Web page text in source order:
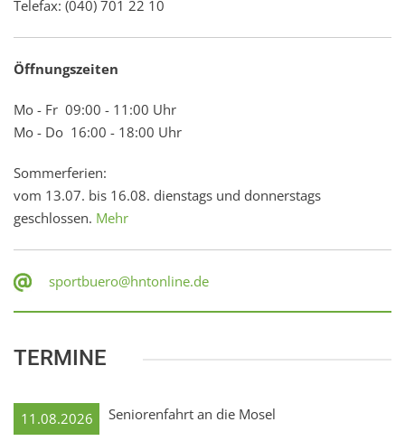
Telefax: (040) 701 22 10
Öffnungszeiten
Mo - Fr 09:00 - 11:00 Uhr
Mo - Do 16:00 - 18:00 Uhr
Sommerferien:
vom 13.07. bis 16.08. dienstags und donnerstags
geschlossen. Mehr
sportbuero@hntonline.de
TERMINE
11.08.2026 Seniorenfahrt an die Mosel